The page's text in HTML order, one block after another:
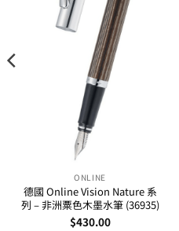
ONLINE
德國 Online Vision Nature 系
列 – 非洲粟色木墨水筆 (36935)
$430.00